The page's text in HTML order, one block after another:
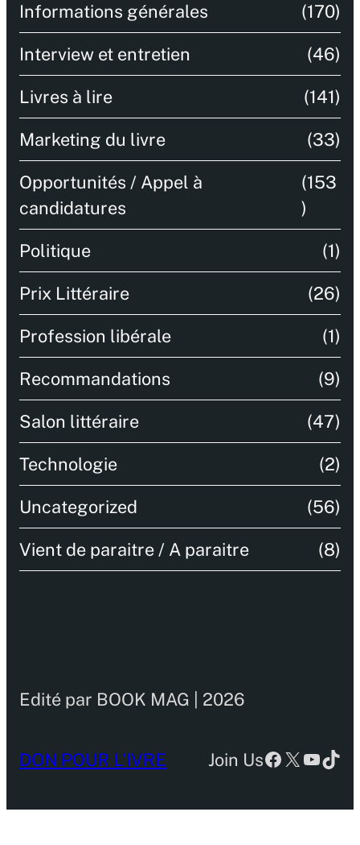
Informations générales (170)
Interview et entretien (46)
Livres à lire (141)
Marketing du livre (33)
Opportunités / Appel à
candidatures
(153
)
Politique (1)
Prix Littéraire (26)
Profession libérale (1)
Recommandations (9)
Salon littéraire (47)
Technologie (2)
Uncategorized (56)
Vient de paraitre / A paraitre (8)
Edité par BOOK MAG | 2026
DON POUR L’IVRE Join UsFacebook
X